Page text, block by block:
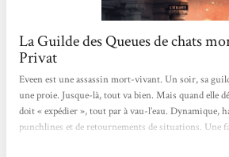
La Guilde des Queues de chats
Privat
Eveen est une assassin mort-vivant. Un soir, sa
une proie. Jusque-là, tout va bien. Mais quand elle
doit « expédier », tout par à vau-l’eau. Dynamique,
punchlines et de retournements de situations. Une